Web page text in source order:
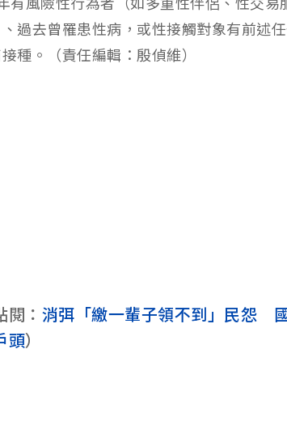
有風險性行為者（如多重性伴侶、性交
過去曾罹患性病，或性接觸對象有前述
種。（責任編輯：殷偵維）
閱： 消弭「繳一輩子領不到」民怨
頭）